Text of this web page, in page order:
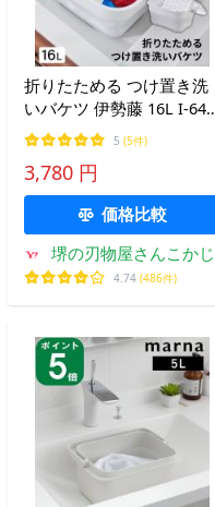
折りたためる つけ置き洗
いバケツ 伊勢藤 16L I-647
洗濯板 ふた付き 折りたた
み 持ち手 たらい 蓋付きバ
ケツ 落し蓋 つけ置き洗い
桶 角型 コンパクト
5 (5件)
3,780 円
価格比較
堺の刃物屋さんこかじ
4.74 (486件)